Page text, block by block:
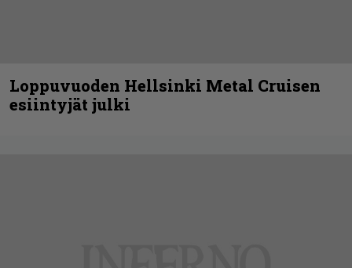
Loppuvuoden Hellsinki Metal Cruisen
esiintyjät julki